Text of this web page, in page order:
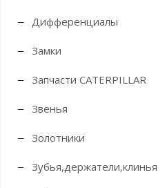
Дифференциалы
Замки
Запчасти CATERPILLAR
Звенья
Золотники
Зубья,держатели,клинья